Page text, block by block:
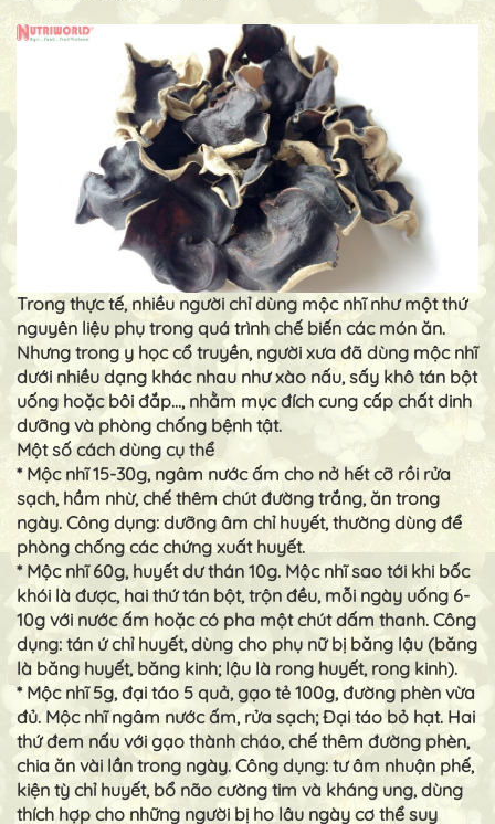
Trong thực tế, nhiều người chỉ dùng mộc nhĩ như một thứ
nguyên liệu phụ trong quá trình chế biến các món ăn.
Nhưng trong y học cổ truyền, người xưa đã dùng mộc nhĩ
dưới nhiều dạng khác nhau như xào nấu, sấy khô tán bột
uống hoặc bôi đắp…, nhằm mục đích cung cấp chất dinh
dưỡng và phòng chống bệnh tật.
Một số cách dùng cụ thể
* Mộc nhĩ 15-30g, ngâm nước ấm cho nở hết cỡ rồi rửa
sạch, hầm nhừ, chế thêm chút đường trắng, ăn trong
ngày. Công dụng: dưỡng âm chỉ huyết, thường dùng để
phòng chống các chứng xuất huyết.
* Mộc nhĩ 60g, huyết dư thán 10g. Mộc nhĩ sao tới khi bốc
khói là được, hai thứ tán bột, trộn đều, mỗi ngày uống 6-
10g với nước ấm hoặc có pha một chút dấm thanh. Công
dụng: tán ứ chỉ huyết, dùng cho phụ nữ bị băng lậu (băng
là băng huyết, băng kinh; lậu là rong huyết, rong kinh).
* Mộc nhĩ 5g, đại táo 5 quả, gạo tẻ 100g, đường phèn vừa
đủ. Mộc nhĩ ngâm nước ấm, rửa sạch; Đại táo bỏ hạt. Hai
thứ đem nấu với gạo thành cháo, chế thêm đường phèn,
chia ăn vài lần trong ngày. Công dụng: tư âm nhuận phế,
kiện tỳ chỉ huyết, bổ não cường tim và kháng ung, dùng
thích hợp cho những người bị ho lâu ngày cơ thể suy